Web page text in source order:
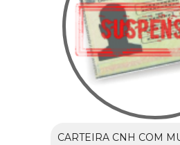
CARTEIRA CNH COM